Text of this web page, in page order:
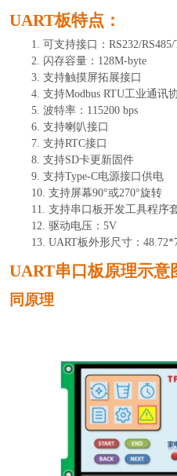
UART板特点：
1. 可支持接口 ： RS232/
2. 闪存容量： 1 28M-byte
3. 支持触摸屏拓展接口
4. 支持Modbus RTU工业通讯
5. 波特率： 115200 bps
6. 支持喇叭接口
7. 支持RTC接口
8. 支持SD卡更新固件
9. 支持Type-C电源接口供电
10. 支持屏幕90°或270°旋转
11. 支持串口板开发工具程序
12. 驱动电压： 5V
13. UART板外形尺寸：
UART串口板原理示意
同原理